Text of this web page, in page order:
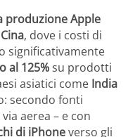
produzione Apple
Cina, dove i costi di
significativamente
al 125%su prodotti
asiatici come India
secondo fonti
aerea – e con
di iPhoneverso gli